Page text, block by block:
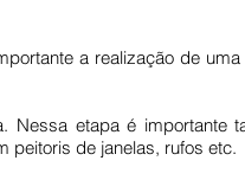
a realização de
Nessa etapa é importante
peitoris de janelas, rufos etc.